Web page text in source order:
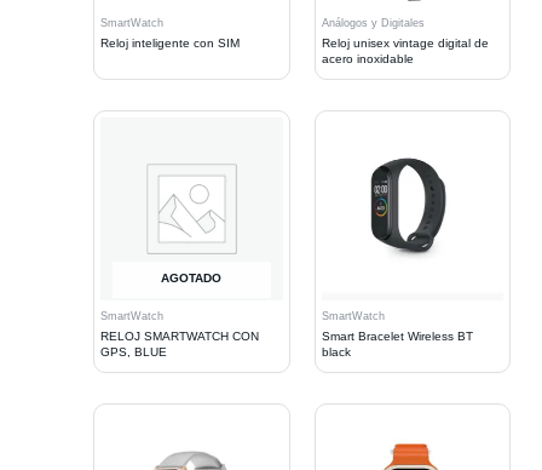
SmartWatch
Reloj inteligente con SIM
Análogos y Digitales
Reloj unisex vintage digital de
acero inoxidable
AGOTADO
SmartWatch
RELOJ SMARTWATCH CON
GPS, BLUE
SmartWatch
Smart Bracelet Wireless BT
black